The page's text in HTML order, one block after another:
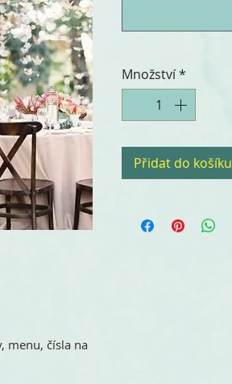
menu, čísla na
Množství*
Přidat do košíku